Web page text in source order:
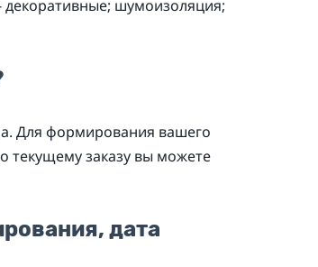
шумоизоляция;
Для формирования вашего
текущему заказу вы можете
дата